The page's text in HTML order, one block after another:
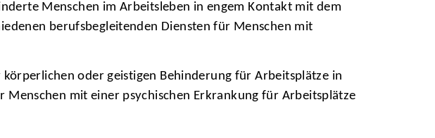
Menschen im Arbeitsleben in engem Kontakt mit dem
berufsbegleitenden Diensten für Menschen mit
oder geistigen Behinderung für Arbeitsplätze in
mit einer psychischen Erkrankung für Arbeitsplätze